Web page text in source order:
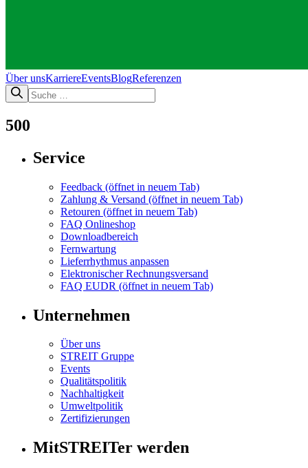
Über unsKarriereEventsBlogReferenzen
500
Service
Feedback (öffnet in neuem Tab)
Zahlung & Versand (öffnet in neuem Tab)
Retouren (öffnet in neuem Tab)
FAQ Onlineshop
Downloadbereich
Fernwartung
Lieferrhythmus anpassen
Elektronischer Rechnungsversand
FAQ EUDR (öffnet in neuem Tab)
Unternehmen
Über uns
STREIT Gruppe
Events
Qualitätspolitik
Nachhaltigkeit
Umweltpolitik
Zertifizierungen
MitSTREITer werden